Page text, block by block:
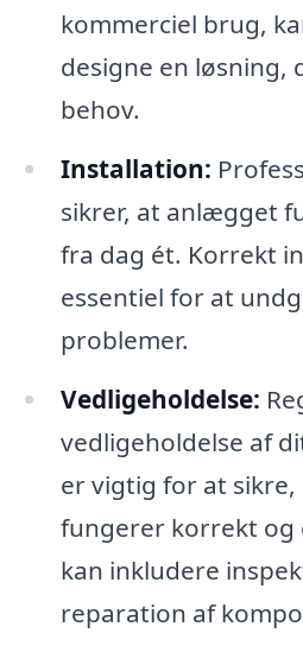
kommerciel brug,
designe en løsning,
behov.
Installation:
sikrer, at anlægget
fra dag ét. Korrekt
essentiel for at
problemer.
Vedligeholdelse:
vedligeholdelse af
er vigtig for at sikre,
fungerer korrekt og
kan inkludere
reparation af